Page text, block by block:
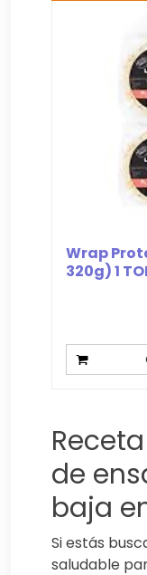
Wrap
320g) 1
de
baja
Si estás
saludable